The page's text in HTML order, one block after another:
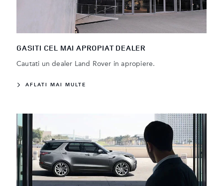
GASITI CEL MAI APROPIAT DEALER
Cautati un dealer Land Rover in apropiere.
AFLATI MAI MULTE